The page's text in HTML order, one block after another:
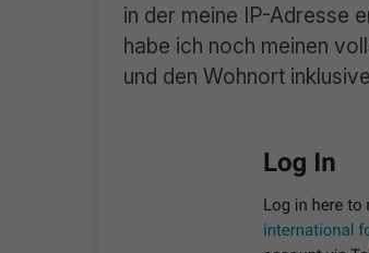
in der meine IP-Adresse
habe ich noch meinen
und den Wohnort